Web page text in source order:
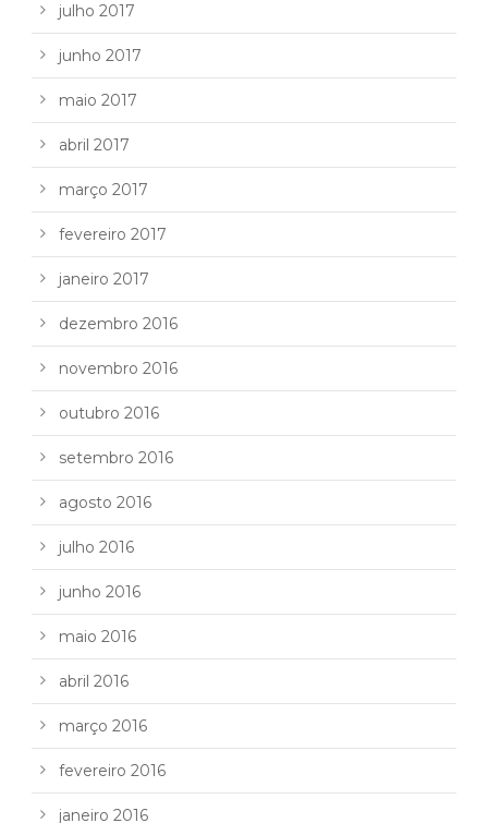
julho 2017
junho 2017
maio 2017
abril 2017
março 2017
fevereiro 2017
janeiro 2017
dezembro 2016
novembro 2016
outubro 2016
setembro 2016
agosto 2016
julho 2016
junho 2016
maio 2016
abril 2016
março 2016
fevereiro 2016
janeiro 2016